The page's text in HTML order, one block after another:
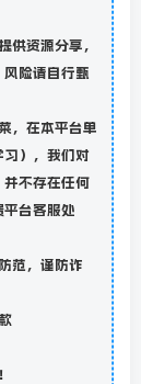
供资源分享，
险请自行甄
，在本平台单
），我们对
并不存在任何
台客服处
范，谨防诈